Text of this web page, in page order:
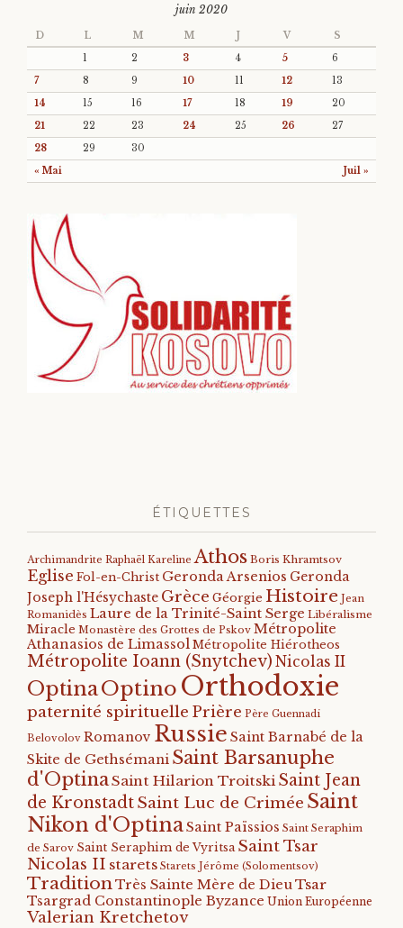
juin 2020
D L M M V S
« Mai Juil »
1 2 3 4 5
6
7
8 9 10 11 12
13
14
15 16 17 18 19
20
21
22 23 24 25 26
27
28
29 30
ÉTIQUETTES
Archimandrite Raphaël Kareline Athos Boris Khramtsov
Eglise Fol-en-Christ Geronda Arsenios Geronda
Joseph l'Hésychaste Grèce Géorgie Histoire Jean
Romanidès Laure de la Trinité-Saint Serge Libéralisme
Miracle Monastère des Grottes de Pskov Métropolite
Athanasios de Limassol Métropolite Hiérotheos
Métropolite Ioann (Snytchev) Nicolas II
OptinaOptino Orthodoxie
paternité spirituelle Prière Père Guennadi
Belovolov Romanov Russie Saint Barnabé de la
Skite de Gethsémani Saint Barsanuphe
d'Optina Saint Hilarion Troitski Saint Jean
de KronstadtSaint Luc de Crimée Saint
Nikon d'OptinaSaint Païssios Saint Seraphim
de Sarov Saint Seraphim de Vyritsa Saint Tsar
Nicolas II starets Starets Jérôme (Solomentsov)
Tradition Très Sainte Mère de DieuTsar
Tsargrad Constantinople Byzance Union Européenne
Valerian Kretchetov